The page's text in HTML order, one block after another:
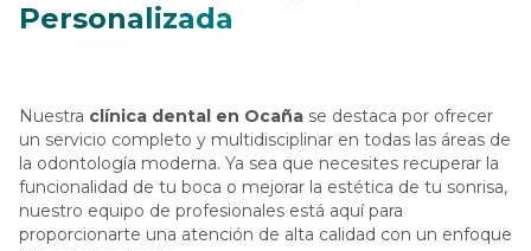
Personalizada
Nuestra clínica dental en Ocaña se destaca por ofrecer
un servicio completo y multidisciplinar en todas las áreas de
la odontología moderna. Ya sea que necesites recuperar la
funcionalidad de tu boca o mejorar la estética de tu sonrisa,
nuestro equipo de profesionales está aquí para
proporcionarte una atención de alta calidad con un enfoque